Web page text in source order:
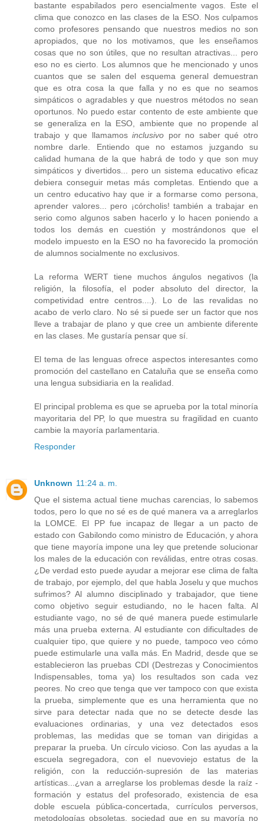
bastante espabilados pero esencialmente vagos. Este el
clima que conozco en las clases de la ESO. Nos culpamos
como profesores pensando que nuestros medios no son
apropiados, que no los motivamos, que les enseñamos
cosas que no son útiles, que no resultan atractivas... pero
eso no es cierto. Los alumnos que he mencionado y unos
cuantos que se salen del esquema general demuestran
que es otra cosa la que falla y no es que no seamos
simpáticos o agradables y que nuestros métodos no sean
oportunos. No puedo estar contento de este ambiente que
se generaliza en la ESO, ambiente que no propende al
trabajo y que llamamosinclusivo por no saber qué otro
nombre darle. Entiendo que no estamos juzgando su
calidad humana de la que habrá de todo y que son muy
simpáticos y divertidos... pero un sistema educativo eficaz
debiera conseguir metas más completas. Entiendo que a
un centro educativo hay que ir a formarse como persona,
aprender valores... pero ¡córcholis! también a trabajar en
serio como algunos saben hacerlo y lo hacen poniendo a
todos los demás en cuestión y mostrándonos que el
modelo impuesto en la ESO no ha favorecido la promoción
de alumnos socialmente no exclusivos.
La reforma WERT tiene muchos ángulos negativos (la
religión, la filosofía, el poder absoluto del director, la
competividad entre centros....). Lo de las revalidas no
acabo de verlo claro. No sé si puede ser un factor que nos
lleve a trabajar de plano y que cree un ambiente diferente
en las clases. Me gustaría pensar que sí.
El tema de las lenguas ofrece aspectos interesantes como
promoción del castellano en Cataluña que se enseña como
una lengua subsidiaria en la realidad.
El principal problema es que se aprueba por la total minoría
mayoritaria del PP, lo que muestra su fragilidad en cuanto
cambie la mayoría parlamentaria.
Responder
Unknown 11:24 a. m.
Que el sistema actual tiene muchas carencias, lo sabemos
todos, pero lo que no sé es de qué manera va a arreglarlos
la LOMCE. El PP fue incapaz de llegar a un pacto de
estado con Gabilondo como ministro de Educación, y ahora
que tiene mayoría impone una ley que pretende solucionar
los males de la educación con reválidas, entre otras cosas.
¿De verdad esto puede ayudar a mejorar ese clima de falta
de trabajo, por ejemplo, del que habla Joselu y que muchos
sufrimos? Al alumno disciplinado y trabajador, que tiene
como objetivo seguir estudiando, no le hacen falta. Al
estudiante vago, no sé de qué manera puede estimularle
más una prueba externa. Al estudiante con dificultades de
cualquier tipo, que quiere y no puede, tampoco veo cómo
puede estimularle una valla más. En Madrid, desde que se
establecieron las pruebas CDI (Destrezas y Conocimientos
Indispensables, toma ya) los resultados son cada vez
peores. No creo que tenga que ver tampoco con que exista
la prueba, simplemente que es una herramienta que no
sirve para detectar nada que no se detecte desde las
evaluaciones ordinarias, y una vez detectados esos
problemas, las medidas que se toman van dirigidas a
preparar la prueba. Un círculo vicioso. Con las ayudas a la
escuela segregadora, con el nuevoviejo estatus de la
religión, con la reducción-supresión de las materias
artísticas...¿van a arreglarse los problemas desde la raíz -
formación y estatus del profesorado, existencia de esa
doble escuela pública-concertada, currículos perversos,
metodologías obsoletas, sociedad que en su mayoría no